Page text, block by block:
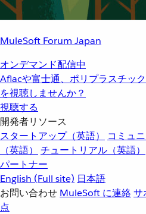
MuleSoft Forum Japan
オンデマンド配信中
Aflacや富士通、ポリプラスチッ
を視聴しませんか？
視聴する
開発者リソース
スタートアップ（英語）
コミュ
（英語）
チュートリアル（英語）
パートナー
English (Full site) 日本語
お問い合わせ MuleSoft に連絡サ
点